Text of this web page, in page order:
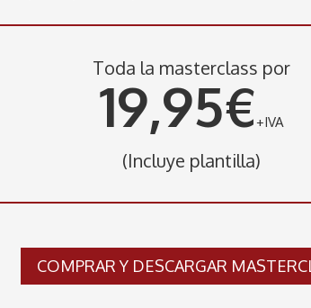
Toda la masterclass por
19,95€+IVA
(Incluye plantilla)
COMPRAR Y DESCARGAR